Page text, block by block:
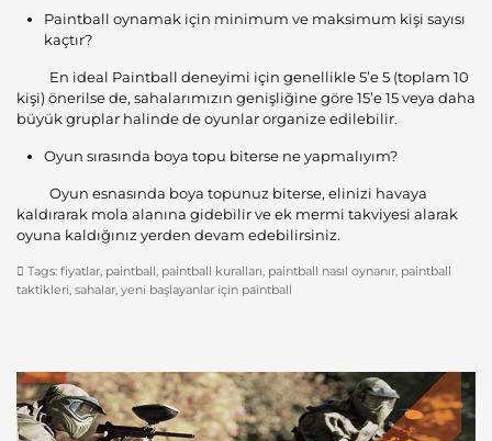
Paintball oynamak için minimum ve maksimum kişi sayısı
kaçtır?
En ideal Paintball deneyimi için genellikle 5’e 5 (toplam 10
kişi) önerilse de, sahalarımızın genişliğine göre 15’e 15 veya daha
büyük gruplar halinde de oyunlar organize edilebilir.
Oyun sırasında boya topu biterse ne yapmalıyım?
Oyun esnasında boya topunuz biterse, elinizi havaya
kaldırarak mola alanına gidebilir ve ek mermi takviyesi alarak
oyuna kaldığınız yerden devam edebilirsiniz.
Tags: fiyatlar, paintball, paintball kuralları, paintball nasıl oynanır, paintball
taktikleri, sahalar, yeni başlayanlar için paintball